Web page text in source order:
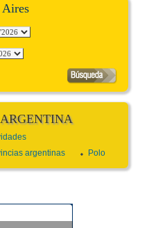
Aires
argentinas Polo